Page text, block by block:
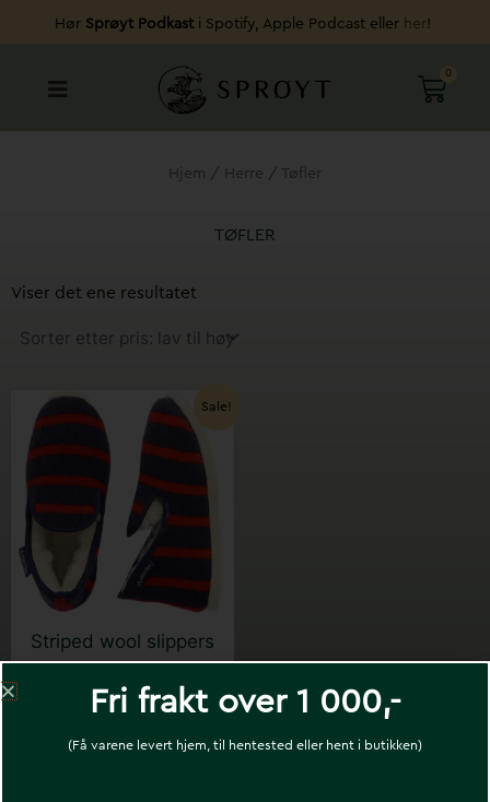
innholdet
Hør Sprøyt Podkast i Spotify, Apple Podcast eller her!
0
Hjem / Herre / Tøfler
TØFLER
Viser det ene resultatet
Sale!
Striped wool slippers
– wool – ARMOR LUX
799
Opprinnelig
pris
var:
kr 799.
kr399
Nåværende
pris
kr 399.
Dette
produktet
har
flere
varianter.
Alternativene
kan
velges
produktsiden
Fri frakt over 1 000,-
(Få varene levert hjem, til hentested eller hent i butikken)